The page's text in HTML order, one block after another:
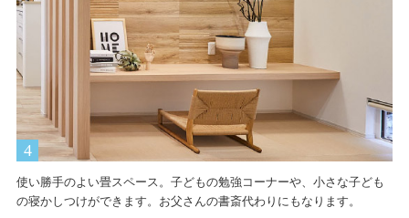
使い勝手のよい畳スペース。子どもの勉強コーナーや、小さな子ども
の寝かしつけができます。お父さんの書斎代わりにもなります。